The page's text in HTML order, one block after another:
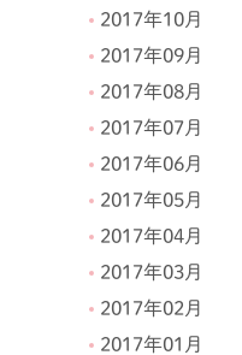
2017年10月
2017年09月
2017年08月
2017年07月
2017年06月
2017年05月
2017年04月
2017年03月
2017年02月
2017年01月